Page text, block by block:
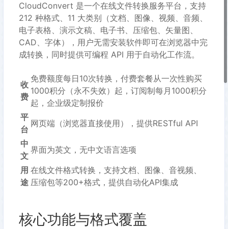
CloudConvert 是一个在线文件转换服务平台，支持
212 种格式、11 大类别（文档、图像、视频、音频、
电子表格、演示文稿、电子书、压缩包、矢量图、
CAD、字体），用户无需安装软件即可在浏览器中完
成转换，同时提供可编程 API 用于自动化工作流。
收
费
免费额度每日10次转换，付费套餐从一次性购买
1000积分（永不失效）起，订阅制每月1000积分
起，企业级定制报价
平
台
网页端（浏览器直接使用），提供RESTful API
中
文
界面为英文，无中文语言选项
用
途
在线文件格式转换，支持文档、图像、音视频、
压缩包等200+格式，提供自动化API集成
核心功能与格式覆盖